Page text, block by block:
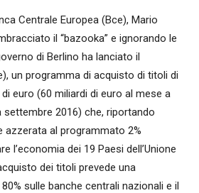
Centrale Europea (Bce), Mario
il “bazooka” e ignorando le
di Berlino ha lanciato il
un programma di acquisto di titoli di
euro (60 miliardi di euro al mese a
2016) che, riportando
azzerata al programmato 2%
l’economia dei 19 Paesi dell’Unione
dei titoli prevede una
sulle banche centrali nazionali e il